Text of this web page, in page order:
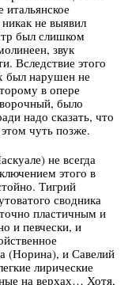
не выявил
был слишком
звук
Вследствие этого
был нарушен не
в опере
было
надо сказать, что
чуть позже.
не всегда
этого в
Тигрий
сводника
пластичным и
и певчески, и
(Норина), и Савелий
лирические
на верхах… Хотя,